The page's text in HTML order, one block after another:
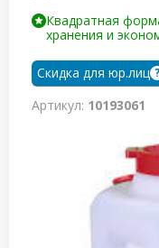
Квадратная
хранения и
Скидка для юр.лиц ?
Артикул: 10193061